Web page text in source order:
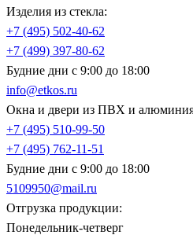
Изделия из стекла:
+7 (495) 502-40-62
+7 (499) 397-80-62
Будние дни с 9:00 до 18:00
info@etkos.ru
Окна и двери из ПВХ и
+7 (495) 510-99-50
+7 (495) 762-11-51
Будние дни с 9:00 до 18:00
5109950@mail.ru
Отгрузка продукции:
Понедельник-четверг